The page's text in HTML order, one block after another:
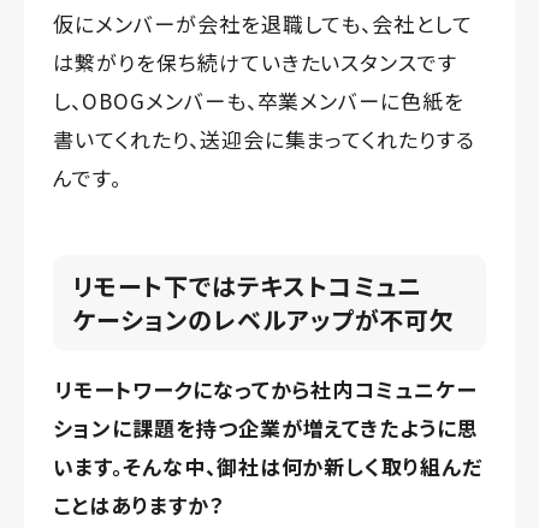
仮にメンバーが会社を退職しても、会社として
は繋がりを保ち続けていきたいスタンスです
し、OBOGメンバーも、卒業メンバーに色紙を
書いてくれたり、送迎会に集まってくれたりする
んです。
リモート下ではテキストコミュニ
ケーションのレベルアップが不可欠
リモートワークになってから社内コミュニケー
ションに課題を持つ企業が増えてきたように思
います。そんな中、御社は何か新しく取り組んだ
ことはありますか？